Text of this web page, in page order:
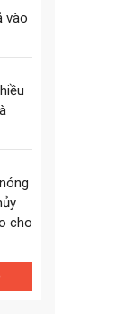
vào
cho